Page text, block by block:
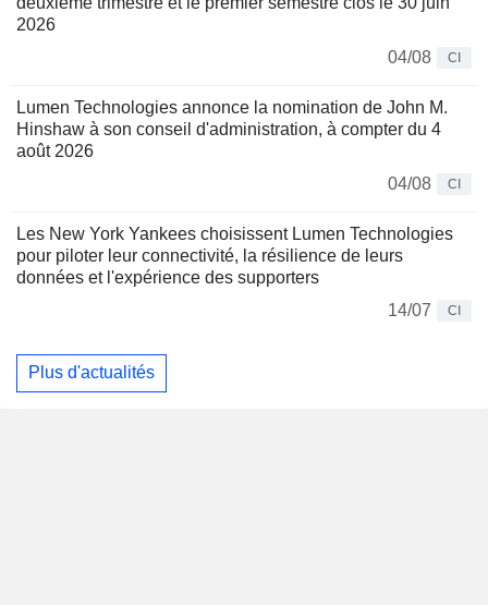
2026
04/08
CI
Lumen Technologies annonce la nomination de John M.
Hinshaw à son conseil d'administration, à compter du 4
août 2026
04/08
CI
Les New York Yankees choisissent Lumen Technologies
pour piloter leur connectivité, la résilience de leurs
données et l'expérience des supporters
14/07
CI
Plus d'actualités